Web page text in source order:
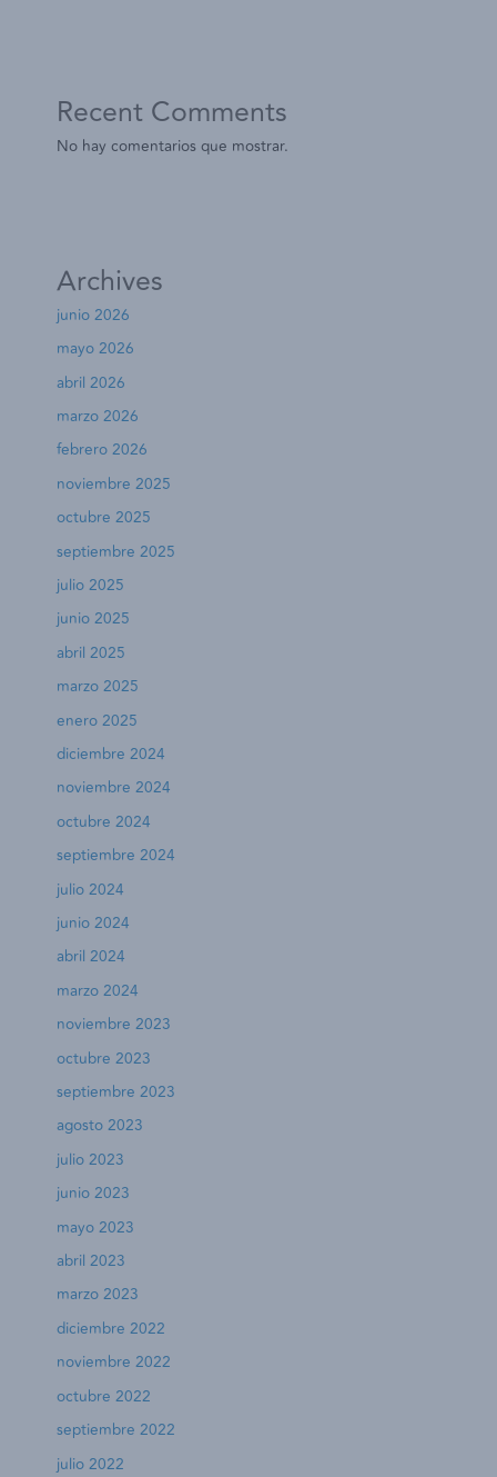
Recent Comments
No hay comentarios que mostrar.
Archives
junio 2026
mayo 2026
abril 2026
marzo 2026
febrero 2026
noviembre 2025
octubre 2025
septiembre 2025
julio 2025
junio 2025
abril 2025
marzo 2025
enero 2025
diciembre 2024
noviembre 2024
octubre 2024
septiembre 2024
julio 2024
junio 2024
abril 2024
marzo 2024
noviembre 2023
octubre 2023
septiembre 2023
agosto 2023
julio 2023
junio 2023
mayo 2023
abril 2023
marzo 2023
diciembre 2022
noviembre 2022
octubre 2022
septiembre 2022
julio 2022